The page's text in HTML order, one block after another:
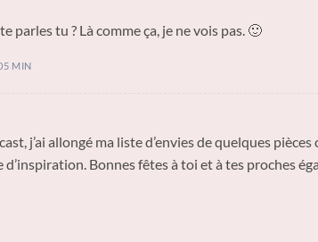
parles tu ? Là comme ça, je ne vois pas. 🙂
MIN
j’ai allongé ma liste d’envies de quelques
Bonnes fêtes à toi et à tes proches